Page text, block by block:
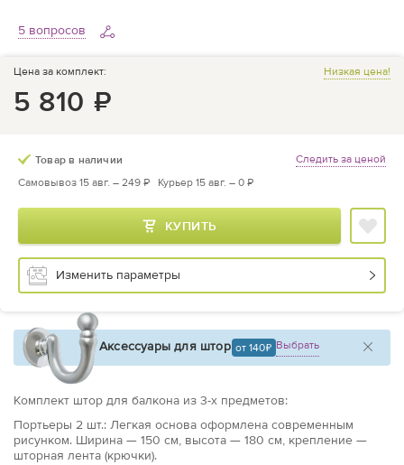
5 вопросов
Цена за комплект: Низкая цена!
5 810 ₽
Товар в наличии
Следить за ценой
Самовывоз 15 авг. – 249 ₽ Курьер 15 авг. – 0 ₽
КУПИТЬ
Изменить параметры
Аксессуары для штор от 140 Выбрать
Комплект штор для балкона из 3-х предметов:
Портьеры 2 шт.: Легкая основа оформлена современным
рисунком. Ширина — 150 см, высота — 180 см, крепление —
шторная лента (крючки).